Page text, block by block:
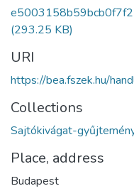
(293.25 KB)
URI
https://bea.fszek.hu/
Collections
Sajtókivágat-
Place, address
Budapest